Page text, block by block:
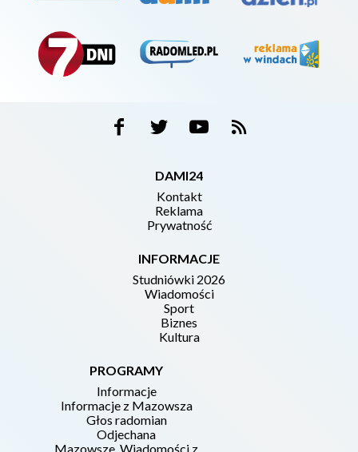
DAMI24
Kontakt
Reklama
Prywatność
INFORMACJE
Studniówki 2026
Wiadomości
Sport
Biznes
Kultura
PROGRAMY
Informacje
Informacje z Mazowsza
Głos radomian
Odjechana
Mazowsze. Wiadomości z